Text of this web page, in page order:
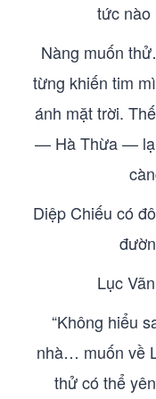
tức nào
Nàng muốn
từng khiến tim
ánh mặt trời.
— Hà Thừa — lại
Diệp Chiếu có
Lục
“Không hiểu
nhà… muốn về
thử có thể